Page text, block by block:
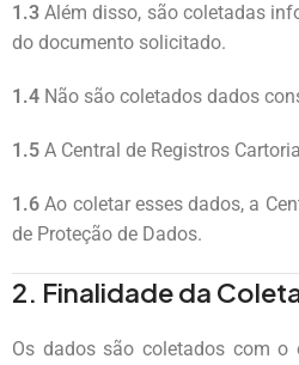
1.3 Além disso, são coletadas
do documento solicitado.
1.4 Não são coletados dados
1.5 A Central de Registros
1.6 Ao coletar esses dados, a
de Proteção de Dados.
2. Finalidade da
Os dados são coletados com